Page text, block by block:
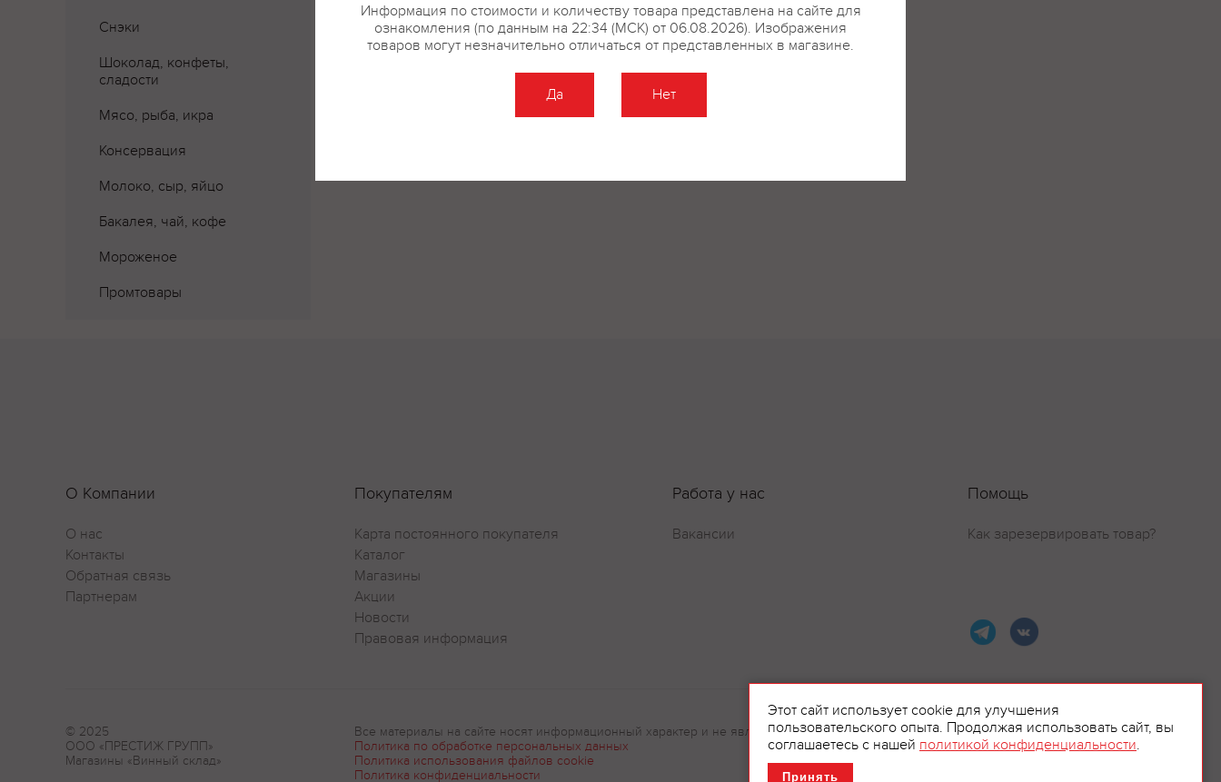
Снэки
Шоколад, конфеты,
сладости
Мясо, рыба, икра
Консервация
Молоко, сыр, яйцо
Бакалея, чай, кофе
Мороженое
Промтовары
О Компании
О нас
Контакты
Обратная связь
Партнерам
Покупателям
Карта постоянного покупателя
Каталог
Магазины
Акции
Новости
Правовая информация
Работа у нас
Вакансии
Помощь
Как зарезервировать товар?
© 2025
ООО «ПРЕСТИЖ ГРУПП»
Магазины «Винный склад»
Все материалы на сайте носят информационный характер и не являются рекламой.
Политика по обработке персональных данных
Политика использования файлов cookie
Политика конфиденциальности
Этот сайт использует cookie для улучшения
пользовательского опыта. Продолжая использовать сайт, вы
соглашаетесь с нашей политикой конфиденциальности.
Принять
Информация по стоимости и количеству товара представлена на сайте для
ознакомления (по данным на 22:34 (МСК) от 06.08.2026). Изображения
товаров могут незначительно отличаться от представленных в магазине.
Да Нет